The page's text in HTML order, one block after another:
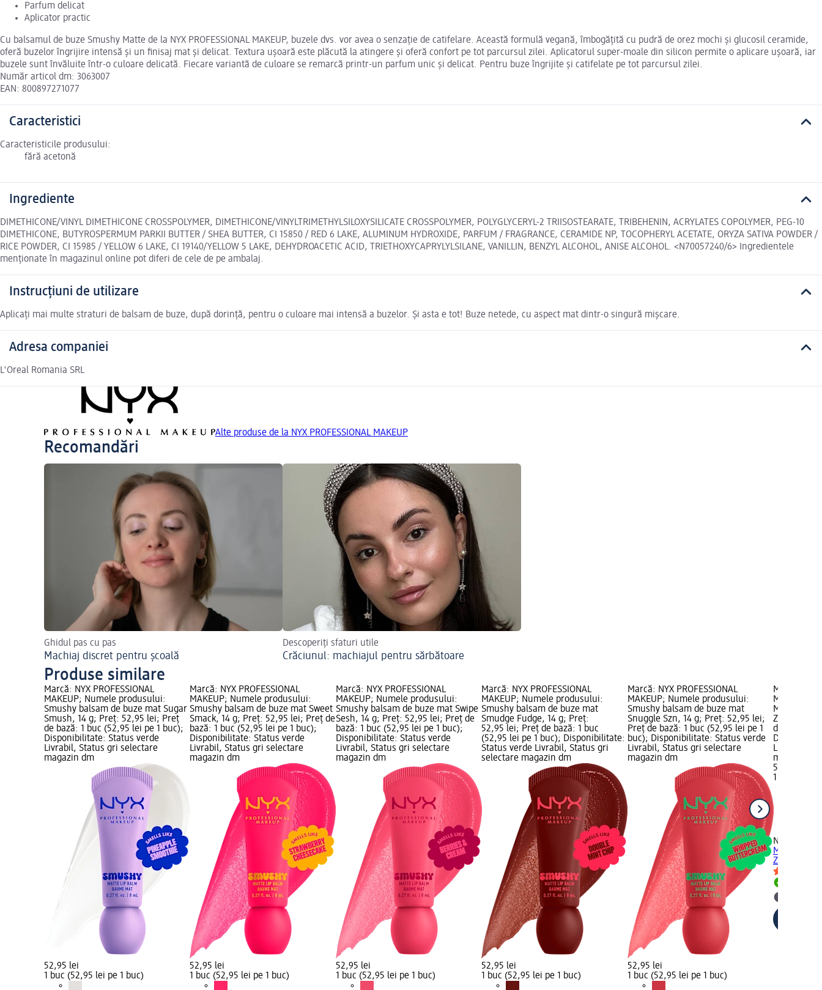
Parfum delicat
Aplicator practic
Cu balsamul de buze Smushy Matte de la NYX PROFESSIONAL MAKEUP, buzele dvs. vor avea o senzație de catifelare. Această formulă vegană, îmbogățită cu pudră de orez mochi și glucosil ceramide,
oferă buzelor îngrijire intensă și un finisaj mat și delicat. Textura ușoară este plăcută la atingere și oferă confort pe tot parcursul zilei. Aplicatorul super-moale din silicon permite o aplicare ușoară, iar
buzele sunt învăluite într-o culoare delicată. Fiecare variantă de culoare se remarcă printr-un parfum unic și delicat. Pentru buze îngrijite și catifelate pe tot parcursul zilei.
Număr articol dm: 3063007
EAN: 800897271077
Caracteristici
Caracteristicile produsului:
fără acetonă
Ingrediente
DIMETHICONE/VINYL DIMETHICONE CROSSPOLYMER, DIMETHICONE/VINYLTRIMETHYLSILOXYSILICATE CROSSPOLYMER, POLYGLYCERYL-2 TRIISOSTEARATE, TRIBEHENIN, ACRYLATES COPOLYMER, PEG-10
DIMETHICONE, BUTYROSPERMUM PARKII BUTTER / SHEA BUTTER, CI 15850 / RED 6 LAKE, ALUMINUM HYDROXIDE, PARFUM / FRAGRANCE, CERAMIDE NP, TOCOPHERYL ACETATE, ORYZA SATIVA POWDER /
RICE POWDER, CI 15985 / YELLOW 6 LAKE, CI 19140/YELLOW 5 LAKE, DEHYDROACETIC ACID, TRIETHOXYCAPRYLYLSILANE, VANILLIN, BENZYL ALCOHOL, ANISE ALCOHOL. <N70057240/6> Ingredientele
menționate în magazinul online pot diferi de cele de pe ambalaj.
Instrucțiuni de utilizare
Aplicați mai multe straturi de balsam de buze, după dorință, pentru o culoare mai intensă a buzelor. Și asta e tot! Buze netede, cu aspect mat dintr-o singură mișcare.
Adresa companiei
L'Oreal Romania SRL
Alte produse de la NYX PROFESSIONAL MAKEUP
Recomandări
Ghidul pas cu pas
Machiaj discret pentru școală
Descoperiți sfaturi utile
Crăciunul: machiajul pentru sărbătoare
Produse similare
Marcă: NYX PROFESSIONAL
MAKEUP; Numele produsului:
Smushy balsam de buze mat Sugar
Smush, 14 g; Preț: 52,95 lei; Preț
de bază: 1 buc (52,95 lei pe 1 buc);
Disponibilitate: Status verde
Livrabil, Status gri selectare
magazin dm
52,95 lei
1 buc (52,95 lei pe 1 buc)
Marcă: NYX PROFESSIONAL
MAKEUP; Numele produsului:
Smushy balsam de buze mat Sweet
Smack, 14 g; Preț: 52,95 lei; Preț de
bază: 1 buc (52,95 lei pe 1 buc);
Disponibilitate: Status verde
Livrabil, Status gri selectare
magazin dm
52,95 lei
1 buc (52,95 lei pe 1 buc)
Marcă: NYX PROFESSIONAL
MAKEUP; Numele produsului:
Smushy balsam de buze mat Swipe
Sesh, 14 g; Preț: 52,95 lei; Preț de
bază: 1 buc (52,95 lei pe 1 buc);
Disponibilitate: Status verde
Livrabil, Status gri selectare
magazin dm
52,95 lei
1 buc (52,95 lei pe 1 buc)
Marcă: NYX PROFESSIONAL
MAKEUP; Numele produsului:
Smushy balsam de buze mat
Smudge Fudge, 14 g; Preț:
52,95 lei; Preț de bază: 1 buc
(52,95 lei pe 1 buc); Disponibilitate:
Status verde Livrabil, Status gri
selectare magazin dm
52,95 lei
1 buc (52,95 lei pe 1 buc)
Marcă: NYX PROFESSIONAL
MAKEUP; Numele produsului:
Smushy balsam de buze mat
Snuggle Szn, 14 g; Preț: 52,95 lei;
Preț de bază: 1 buc (52,95 lei pe 1
buc); Disponibilitate: Status verde
Livrabil, Status gri selectare
magazin dm
52,95 lei
1 buc (52,95 lei pe 1 buc)
Marcă: NYX
MAKEUP;
Matte Lip
Zurich, 8
de bază: 1
Livrabil,
magazin
52,45 lei
1 buc
NYX
Matte Lip
Zurich, 8 ml